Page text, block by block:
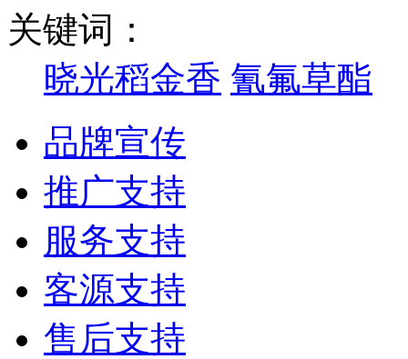
关键词：
晓光稻金香 氰氟草酯
品牌宣传
推广支持
服务支持
客源支持
售后支持